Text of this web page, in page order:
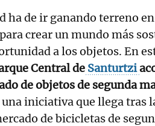
ha de ir ganando terreno
crear un mundo más
a los objetos. En
Central de Santurtzi
de objetos de segunda
una iniciativa que llega tras
de bicicletas de